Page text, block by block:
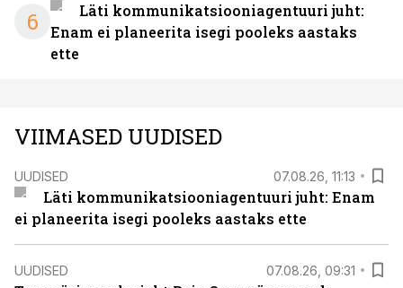
6
Läti kommunikatsiooniagentuuri juht:
Enam ei planeerita isegi pooleks aastaks
ette
VIIMASED UUDISED
UUDISED 07.08.26, 11:13
Läti kommunikatsiooniagentuuri juht: Enam
ei planeerita isegi pooleks aastaks ette
UUDISED 07.08.26, 09:31